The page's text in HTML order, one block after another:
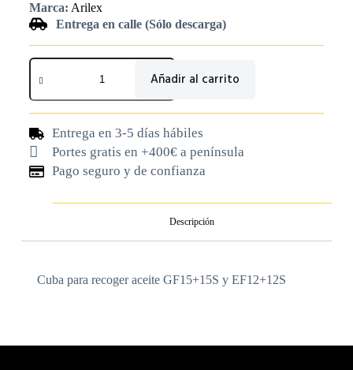
Marca: Arilex
Entrega en calle (Sólo descarga)
Añadir al carrito
Entrega en 3-5 días hábiles
Portes gratis en +400€ a península
Pago seguro y de confianza
Descripción
Cuba para recoger aceite GF15+15S y EF12+12S